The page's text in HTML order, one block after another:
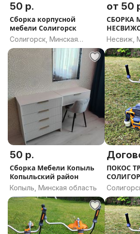
50 р.
Сборка корпусной
мебели Солигорск
Солигорск, Минская
область
от 50
СБОРКА
Несвиж,
50 р.
Сборка Мебели Копыль
Копыльский район
Копыль, Минская область
ПОКОС
район,